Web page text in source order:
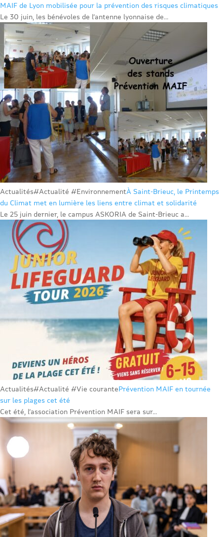
MAIF de Lyon mobilisée pour la prévention des risques climatiques
Le 30 juin, les bénévoles de l’antenne lyonnaise de...
Actualités#Actualité #EnvironnementÀ Saint-Brieuc, le Printemps
du Climat met en lumière les liens entre climat et solidarité
Le 25 juin dernier, le campus ASKORIA de Saint-Brieuc a...
Actualités#Actualité #Vie courantePrévention MAIF en tournée
sur les plages cet été
Cet été, l’association Prévention MAIF sera sur...